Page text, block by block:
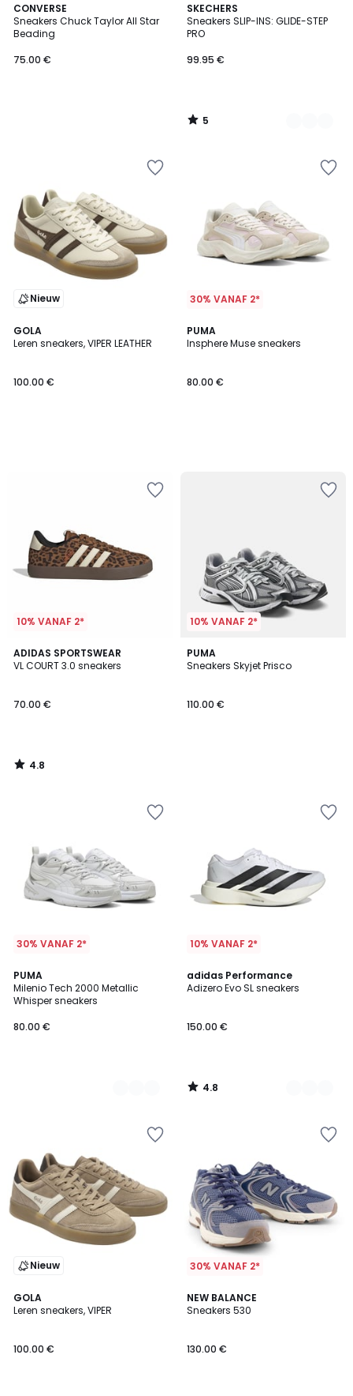
CONVERSE
Sneakers Chuck Taylor All Star
Beading
75.00 €
SKECHERS
Sneakers SLIP-INS: GLIDE-STEP
PRO
99.95 €
5
/
5
2
Kleuren
5
/
Nieuw
GOLA
Leren sneakers, VIPER LEATHER
100.00 €
30% VANAF 2*
PUMA
Insphere Muse sneakers
80.00 €
10% VANAF 2*
ADIDAS SPORTSWEAR
VL COURT 3.0 sneakers
70.00 €
4.8
/ 5
4.8
/
10% VANAF 2*
PUMA
Sneakers Skyjet Prisco
110.00 €
30% VANAF 2*
PUMA
Milenio Tech 2000 Metallic
Whisper sneakers
80.00 €
2
Kleuren
10% VANAF 2*
adidas Performance
Adizero Evo SL sneakers
150.00 €
4.8
/ 5
2
Kleuren
4.8
/
Nieuw
GOLA
Leren sneakers, VIPER
100.00 €
2
Kleuren
30% VANAF 2*
NEW BALANCE
Sneakers 530
130.00 €
4.7
/ 5
3
Kleuren